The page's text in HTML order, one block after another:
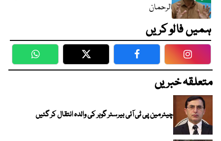
الرحمان
ہمیں فالو کریں
WhatsApp Twitter Facebook
متعلقہ خبریں
چیئرمین پی ٹی آئی بیرسٹر گوہر کی والدہ انتقال کر گئیں